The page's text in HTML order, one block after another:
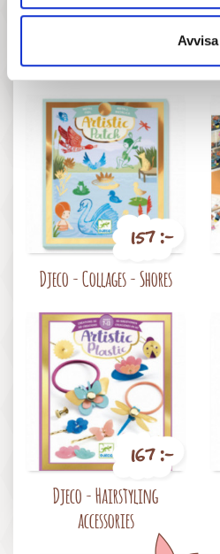
Avvisa
Pris
157 :-
Djeco - Collages - Shores
167 :-
Djeco - Hairstyling
accessories